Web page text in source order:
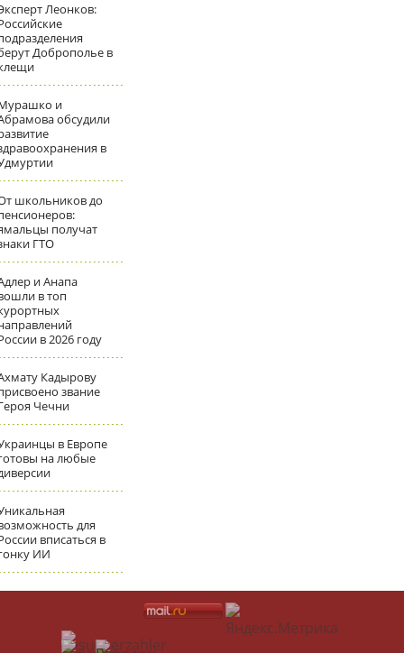
Леонков:
Доброполье в
и
обсудили
в
школьников до
получат
ГТО
и Анапа
в топ
в 2026 году
Кадырову
звание
Чечни
в Европе
на любые
для
вписаться в
ИИ